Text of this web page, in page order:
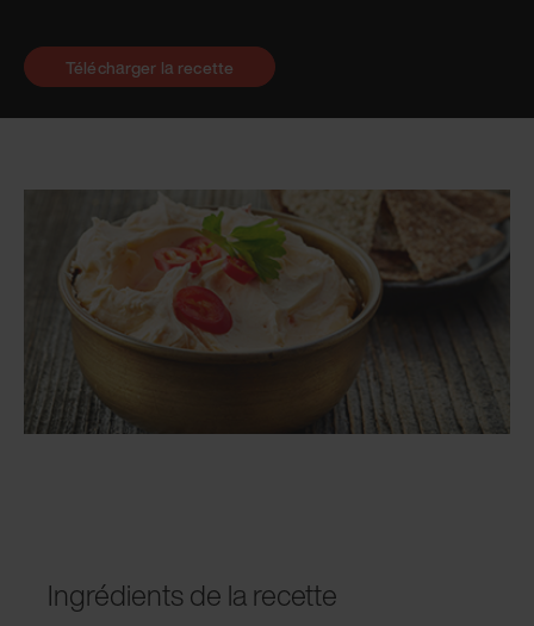
Ingrédients de la recette
Télécharger la recette